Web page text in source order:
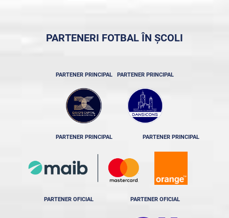
PARTENERI FOTBAL ÎN ȘCOLI
PARTENER PRINCIPAL PARTENER PRINCIPAL
PARTENER PRINCIPAL PARTENER PRINCIPAL
PARTENER OFICIAL PARTENER OFICIAL